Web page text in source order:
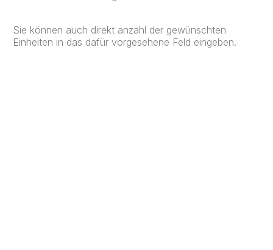
Sie können auch direkt anzahl der gewünschten
Einheiten in das dafür vorgesehene Feld eingeben.